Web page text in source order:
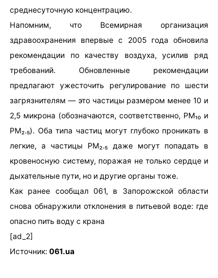
среднесуточную концентрацию.
Напомним, что Всемирная организация
здравоохранения впервые с 2005 года обновила
рекомендации по качеству воздуха, усилив ряд
требований. Обновленные рекомендации
предлагают ужесточить регулирование по шести
загрязнителям — это частицы размером менее 10 и
2,5 микрона (обозначаются, соответственно, PM₁₀ и
PM₂.₅). Оба типа частиц могут глубоко проникать в
легкие, а частицы PM₂.₅ даже могут попадать в
кровеносную систему, поражая не только сердце и
дыхательные пути, но и другие органы тоже.
Как ранее сообщал 061, в Запорожской области
снова обнаружили отклонения в питьевой воде: где
опасно пить воду с крана
[ad_2]
Источник: 061.ua